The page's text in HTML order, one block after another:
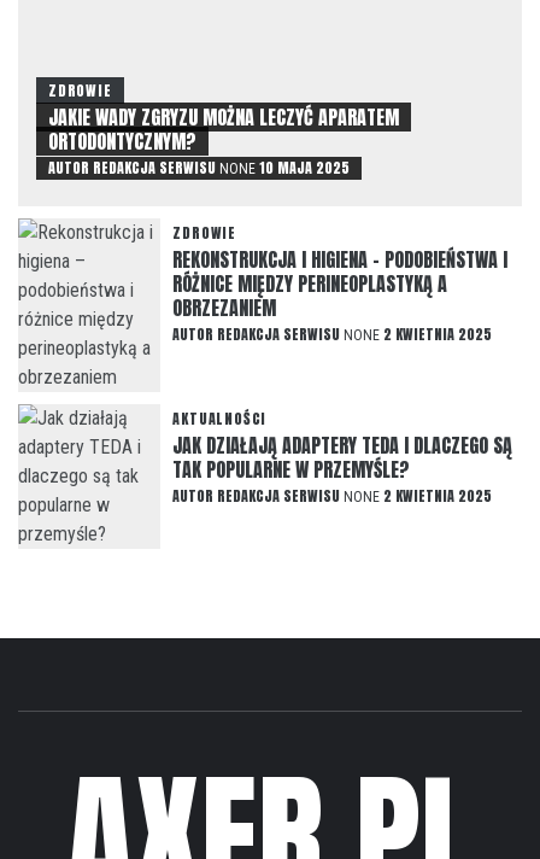
ZDROWIE
JAKIE WADY ZGRYZU MOŻNA LECZYĆ APARATEM
ORTODONTYCZNYM?
AUTOR REDAKCJA SERWISU NONE 10 MAJA 2025
ZDROWIE
REKONSTRUKCJA I HIGIENA – PODOBIEŃSTWA I
RÓŻNICE MIĘDZY PERINEOPLASTYKĄ A
OBRZEZANIEM
AUTOR REDAKCJA SERWISU NONE 2 KWIETNIA 2025
AKTUALNOŚCI
JAK DZIAŁAJĄ ADAPTERY TEDA I DLACZEGO SĄ
TAK POPULARNE W PRZEMYŚLE?
AUTOR REDAKCJA SERWISU NONE 2 KWIETNIA 2025